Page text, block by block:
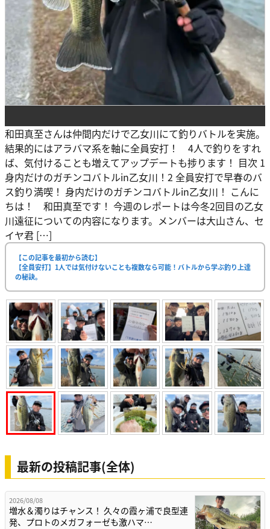
和田真至さんは仲間内だけで乙女川にて釣りバトルを実施。
結果的にはアラバマ系を軸に全員安打！ 4人で釣りをすれ
ば、気付けることも増えてアップデートも捗ります！ 目次 1
身内だけのガチンコバトルin乙女川！2 全員安打で早春のバ
ス釣り満喫！ 身内だけのガチンコバトルin乙女川！ こんに
ちは！ 和田真至です！ 今週のレポートは今冬2回目の乙女
川遠征についての内容になります。メンバーは大山さん、セ
イヤ君 […]
【この記事を最初から読む】
【全員安打】1人では気付けないことも複数なら可能！バトルから学ぶ釣り上達
の秘訣。
最新の投稿記事(全体)
2026/08/08
増水＆濁りはチャンス！ 久々の霞ヶ浦で良型連
発、プロトのメガフォーゼも激ハマ…